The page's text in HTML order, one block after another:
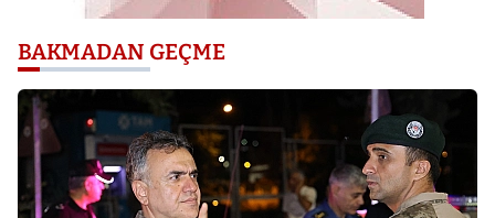
BAKMADAN GEÇME